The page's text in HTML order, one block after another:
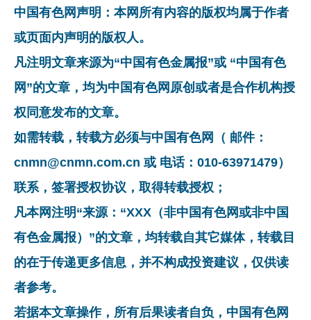
中国有色网声明：本网所有内容的版权均属于作者
或页面内声明的版权人。
凡注明文章来源为“中国有色金属报”或 “中国有色
网”的文章，均为中国有色网原创或者是合作机构授
权同意发布的文章。
如需转载，转载方必须与中国有色网（ 邮件：
cnmn@cnmn.com.cn 或 电话：010-63971479）
联系，签署授权协议，取得转载授权；
凡本网注明“来源：“XXX（非中国有色网或非中国
有色金属报）”的文章，均转载自其它媒体，转载目
的在于传递更多信息，并不构成投资建议，仅供读
者参考。
若据本文章操作，所有后果读者自负，中国有色网